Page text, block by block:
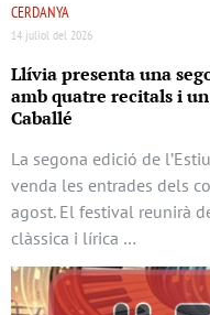
CERDANYA
14 juliol del 2026
Llívia presenta una
amb quatre recitals i
Caballé
La segona edició de
venda les entrades dels
agost. El festival reunirà
clàssica i lírica …